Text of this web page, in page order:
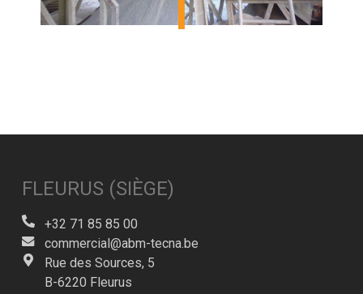
FLEURUS (SIÈGE)
+32 71 85 85 00
commercial@abm-tecna.be
Rue des Sources, 5
B-6220 Fleurus